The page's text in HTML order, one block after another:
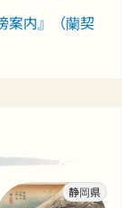
案内』（蘭契
静岡県